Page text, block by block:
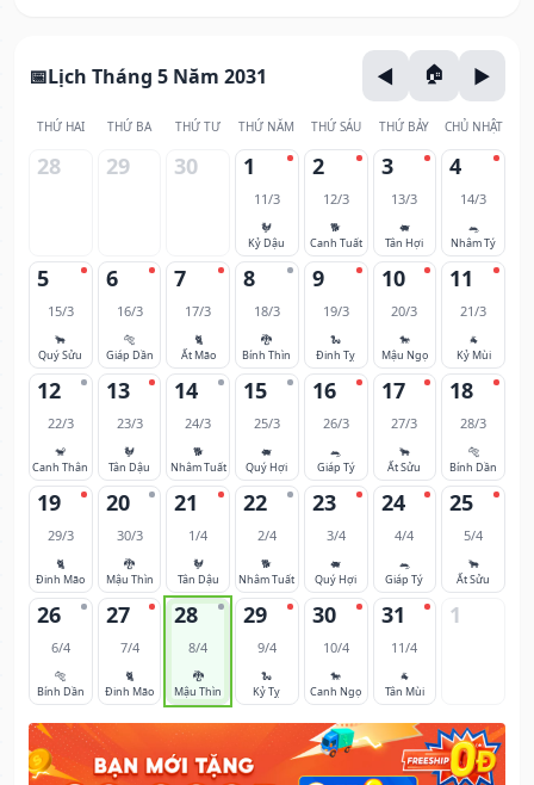
Lịch Tháng 5 Năm 2031
THỨ HAI THỨ BA THỨ TƯ THỨ NĂM THỨ SÁU THỨ BẢY CHỦ NHẬT
28 29 30 1
11/3
🐓
Kỷ Dậu
2
12/3
🐕
Canh Tuất
3
13/3
🐖
Tân Hợi
4
14/3
🐀
Nhâm Tý
5
15/3
🐂
Quý Sửu
6
16/3
🐅
Giáp Dần
7
17/3
🐈
Ất Mão
8
18/3
🐉
Bính Thìn
9
19/3
🐍
Đinh Tỵ
10
20/3
🐎
Mậu Ngọ
11
21/3
🐐
Kỷ Mùi
12
22/3
🐒
Canh Thân
13
23/3
🐓
Tân Dậu
14
24/3
🐕
Nhâm Tuất
15
25/3
🐖
Quý Hợi
16
26/3
🐀
Giáp Tý
17
27/3
🐂
Ất Sửu
18
28/3
🐅
Bính Dần
19
29/3
🐈
Đinh Mão
20
30/3
🐉
Mậu Thìn
21
1/4
🐓
Tân Dậu
22
2/4
🐕
Nhâm Tuất
23
3/4
🐖
Quý Hợi
24
4/4
🐀
Giáp Tý
25
5/4
🐂
Ất Sửu
26
6/4
🐅
Bính Dần
27
7/4
🐈
Đinh Mão
28
8/4
🐉
Mậu Thìn
29
9/4
🐍
Kỷ Tỵ
30
10/4
🐎
Canh Ngọ
31
11/4
🐐
Tân Mùi
1